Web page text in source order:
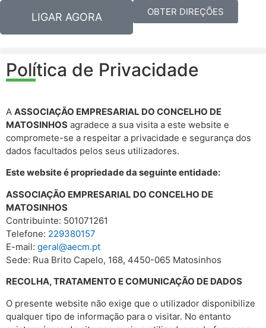
LIGAR AGORA OBTER DIREÇÕES
Política de Privacidade
A ASSOCIAÇÃO EMPRESARIAL DO CONCELHO DE
MATOSINHOS agradece a sua visita a este website e
compromete-se a respeitar a privacidade e segurança dos
dados facultados pelos seus utilizadores.
Este website é propriedade da seguinte entidade:
ASSOCIAÇÃO EMPRESARIAL DO CONCELHO DE
MATOSINHOS
Contribuinte: 501071261
Telefone: 229380157
E-mail: geral@aecm.pt
Sede: Rua Brito Capelo, 168, 4450-065 Matosinhos
RECOLHA, TRATAMENTO E COMUNICAÇÃO DE DADOS
O presente website não exige que o utilizador disponibilize
qualquer tipo de informação para o visitar. No entanto